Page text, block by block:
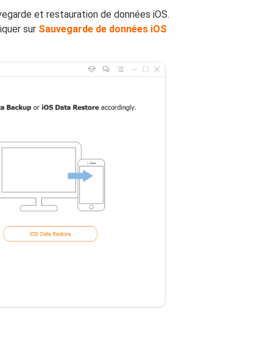
et restauration de données iOS.
sur Sauvegarde de données iOS